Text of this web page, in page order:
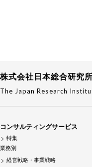
株式会社日本総合研究所
The Japan Research
コンサルティングサービス
特集
業務別
経営戦略・事業戦略